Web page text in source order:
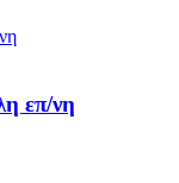
επ/νη